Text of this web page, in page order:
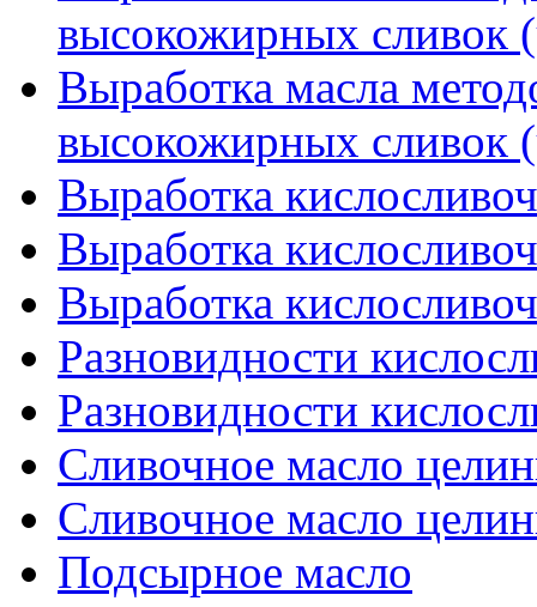
высокожирных сливок
Выработка масла
высокожирных сливок
Выработка
Выработка
Выработка
Разновидности
Разновидности
Сливочное масло
Сливочное масло
Подсырное масло